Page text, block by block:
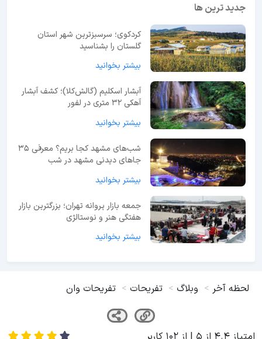
جدید ترین ها
کردکوی؛ سرسبزترین شهر استان
گلستان را بشناسید
بیشتر بخوانید
آبشار اسکلیم (گالش‌کلا)؛ کشف آبشار
آهکی ۳۲ متری در لفور
بیشتر بخوانید
شب‌های مشهد کجا بریم؟ معرفی 35
جاهای دیدنی مشهد در شب
بیشتر بخوانید
جمعه بازار پروانه تهران؛ بزرگترین بازار
هفتگی هنر و نوستالژی
بیشتر بخوانید
لحظه آخر وبلاگ تفریحات تفریحات وان